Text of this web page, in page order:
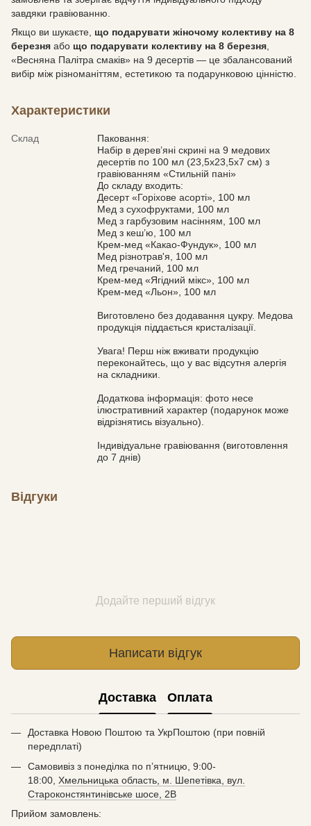
завдяки гравіюванню.
Якщо ви шукаєте, що подарувати жіночому колективу на 8
березня або що подарувати колективу на 8 березня,
«Весняна Палітра смаків» на 9 десертів — це збалансований
вибір між різноманіттям, естетикою та подарунковою цінністю.
Характеристики
Склад
Паковання:
Набір в дерев’яні скрині на 9 медових
десертів по 100 мл (23,5х23,5х7 см) з
гравіюванням «Стильній пані»
До складу входить:
Десерт «Горіхове асорті», 100 мл
Мед з сухофруктами, 100 мл
Мед з гарбузовим насінням, 100 мл
Мед з кеш’ю, 100 мл
Крем-мед «Какао-Фундук», 100 мл
Мед різнотрав'я, 100 мл
Мед гречаний, 100 мл
Крем-мед «Ягідний мікс», 100 мл
Крем-мед «Льон», 100 мл
Виготовлено без додавання цукру. Медова
продукція піддається кристалізації.
Увага! Перш ніж вживати продукцію
переконайтесь, що у вас відсутня алергія
на складники.
Додаткова інформація: фото несе
ілюстративний характер (подарунок може
відрізнятись візуально).
Індивідуальне гравіювання (виготовлення
до 7 днів)
Відгуки
Додайте перший відгук
Написати відгук
Доставка Оплата
Доставка Новою Поштою та УкрПоштою (при повній
передплаті)
Самовивіз з понеділка по п’ятницю, 9:00-
18:00, Хмельницька область, м. Шепетівка, вул.
Староконстянтинівське шосе, 2В
Прийом замовлень: